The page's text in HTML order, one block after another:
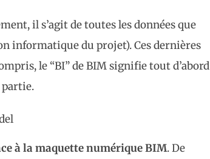
il s’agit de toutes les données que
informatique du projet). Ces dernières
le “BI” de BIM signifie tout d’abord
à la maquette numérique BIM. De